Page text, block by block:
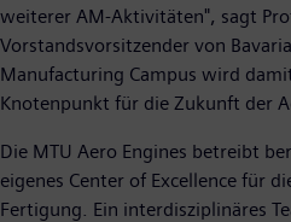
weiterer AM-Aktivitäten", sagt
Vorstandsvorsitzender von
Manufacturing Campus wird
Knotenpunkt für die Zukunft der
Die MTU Aero Engines betreibt
eigenes Center of Excellence für
Fertigung. Ein interdisziplinäres